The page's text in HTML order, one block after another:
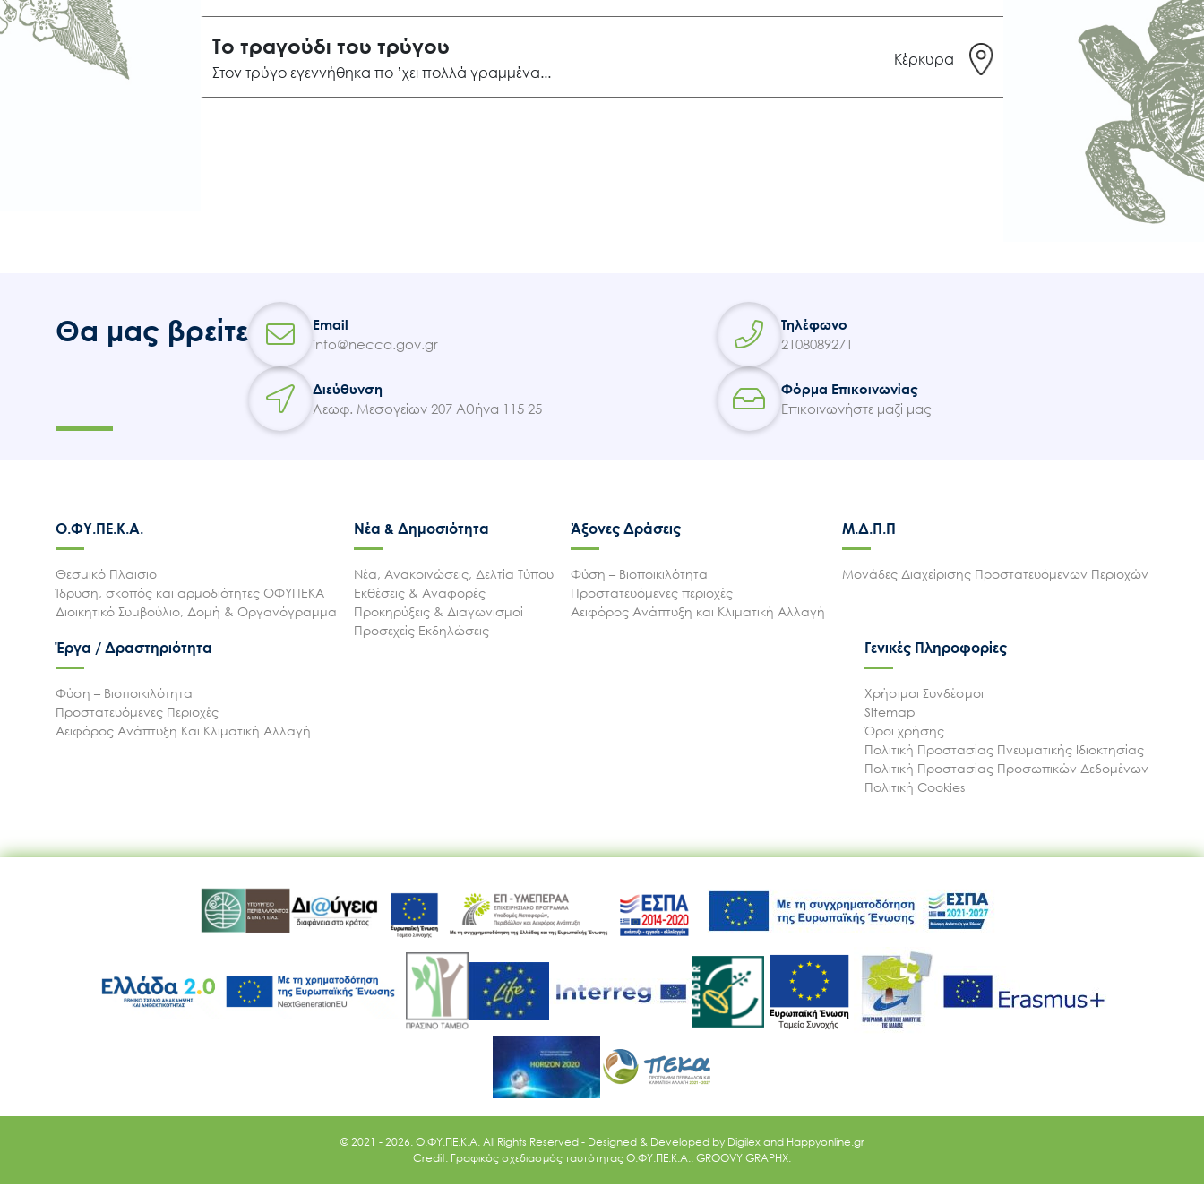
Επικοινωνία
Ακολουθήστε μας
Το τραγούδι του τρύγου
Στον τρύγο εγεννήθηκα πο ’χει πολλά γραμμένα
Κέρκυρα
Θα μας βρείτε
Email
info@necca.gov.gr
Τηλέφωνο
2108089271
Διεύθυνση
Λεωφ. Μεσογείων 207 Αθήνα 115 25
Φόρμα Επικοινωνίας
Επικοινωνήστε μαζί μας
Ο.ΦΥ.ΠΕ.Κ.Α.
Θεσμικό Πλαισιο
Ίδρυση, σκοπός και αρμοδιότητες ΟΦΥΠΕΚΑ
Διοικητικό Συμβούλιο, Δομή & Οργανόγραμμα
Νέα & Δημοσιότητα
Νέα, Ανακοινώσεις, Δελτία Τύπου
Εκθέσεις & Αναφορές
Προκηρύξεις & Διαγωνισμοί
Προσεχείς Εκδηλώσεις
Άξονες Δράσεις
Φύση – Βιοποικιλότητα
Προστατευόμενες περιοχές
Αειφόρος Ανάπτυξη και Κλιματική Αλλαγή
Μ.Δ.Π.Π
Μονάδες Διαχείρισης Προστατευόμενων Περιοχών
Έργα / Δραστηριότητα
Φύση – Βιοποικιλότητα
Προστατευόμενες Περιοχές
Αειφόρος Ανάπτυξη Και Κλιματική Αλλαγή
Γενικές Πληροφορίες
Χρήσιμοι Συνδέσμοι
Sitemap
Όροι χρήσης
Πολιτική Προστασίας Πνευματικής Ιδιοκτησίας
Πολιτική Προστασίας Προσωπικών Δεδομένων
Πολιτική Cookies
© 2021 - 2026. O.ΦΥ.ΠΕ.Κ.Α. All Rights Reserved - Designed & Developed by Digilex and Happyonline.gr
Credit: Γραφικός σχεδιασμός ταυτότητας Ο.ΦΥ.ΠΕ.Κ.Α.: GROOVY GRAPHX.